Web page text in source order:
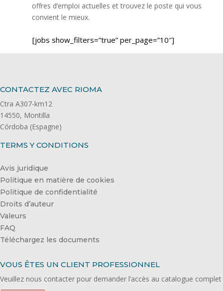
offres d’emploi actuelles et trouvez le poste qui vous
convient le mieux.
[jobs show_filters=”true” per_page=”10″]
CONTACTEZ AVEC RIOMA
Ctra A307-km12
14550, Montilla
Córdoba (Espagne)
TERMS Y CONDITIONS
Avis juridique
Politique en matière de cookies
Politique de confidentialité
Droits d’auteur
Valeurs
FAQ
Téléchargez les documents
VOUS ÊTES UN CLIENT PROFESSIONNEL
Veuillez nous contacter pour demander l’accès au catalogue complet